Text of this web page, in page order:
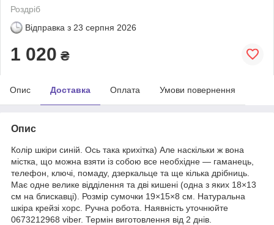
Роздріб
Відправка з 23 серпня 2026
1 020 ₴
Опис Доставка Оплата Умови повернення
Опис
Колір шкіри синій. Ось така крихітка) Але наскільки ж вона
містка, що можна взяти із собою все необхідне — гаманець,
телефон, ключі, помаду, дзеркальце та ще кілька дрібниць.
Має одне велике відділення та дві кишені (одна з яких 18×13
см на блискавці). Розмір сумочки 19×15×8 см. Натуральна
шкіра крейзі хорс. Ручна робота. Наявність уточнюйте
0673212968 viber. Термін виготовлення від 2 днів.